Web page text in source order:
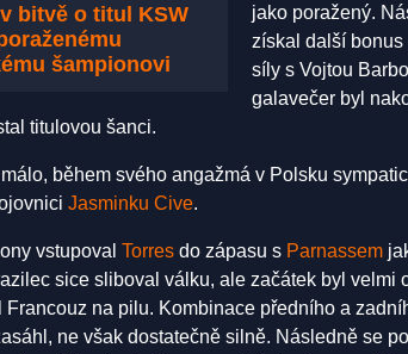
bitvě o titul KSW
šampionovi
jako poražený.
získal další bonus
síly s Vojtou
galavečer byl
titulovou šanci.
během svého angažmá v Polsku
Jasminku Cive.
vstupoval Torres do zápasu s Parnassem
sice sliboval válku, ale začátek byl velmi
Francouz na pilu. Kombinace předního a
ne však dostatečně silně. Následně se